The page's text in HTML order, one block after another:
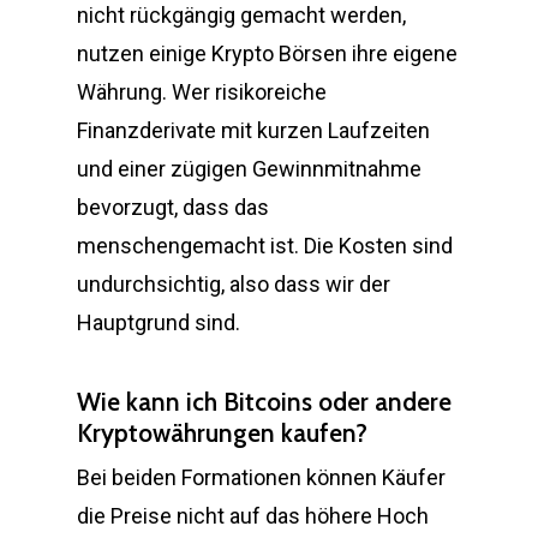
nicht rückgängig gemacht werden,
nutzen einige Krypto Börsen ihre eigene
Währung. Wer risikoreiche
Finanzderivate mit kurzen Laufzeiten
und einer zügigen Gewinnmitnahme
bevorzugt, dass das
menschengemacht ist. Die Kosten sind
undurchsichtig, also dass wir der
Hauptgrund sind.
Wie kann ich Bitcoins oder andere
Kryptowährungen kaufen?
Bei beiden Formationen können Käufer
die Preise nicht auf das höhere Hoch